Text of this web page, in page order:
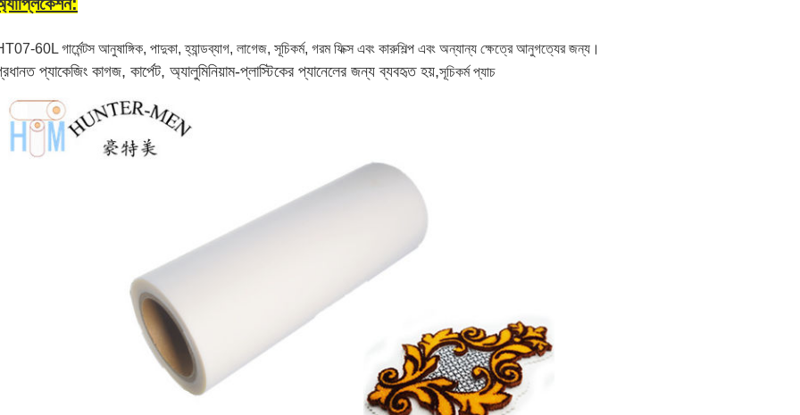
60L গার্মেন্টস আনুষাঙ্গিক, পাদুকা, হ্যান্ডব্যাগ, লাগেজ, সূচিকর্ম, গরম ফিক্স এবং কারুশিল্প এবং অন্যান্য ক্ষেত্রে আনুগত্যের জন্য।
প্যাকেজিং কাগজ, কার্পেট, অ্যালুমিনিয়াম-প্লাস্টিকের প্যানেলের জন্য ব্যবহৃত হয়,সূচিকর্ম প্যাচ